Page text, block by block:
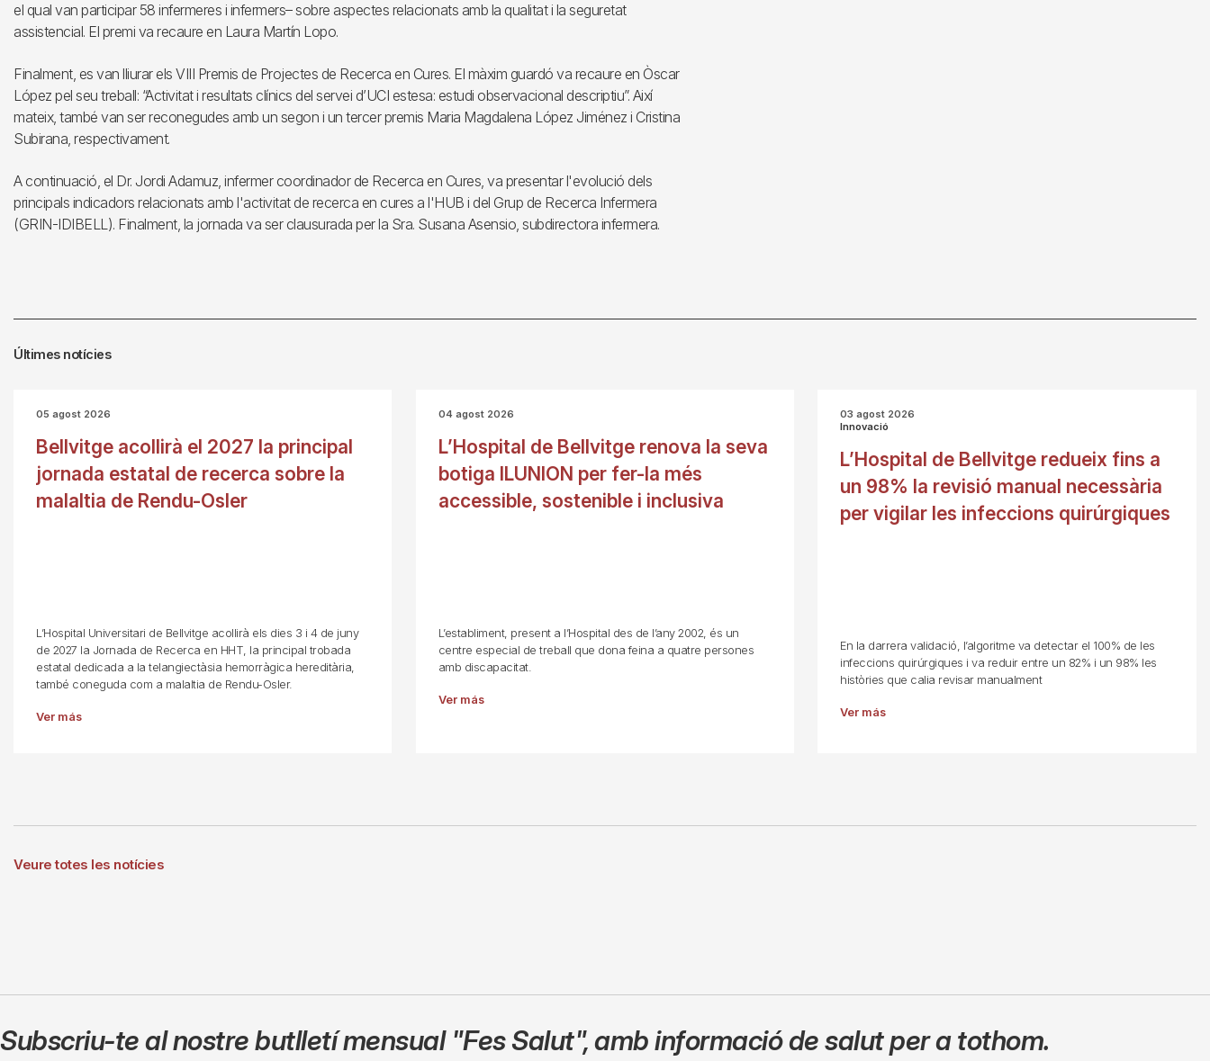
el qual van participar 58 infermeres i infermers– sobre aspectes relacionats amb la qualitat i la seguretat
assistencial. El premi va recaure en Laura Martín Lopo.
Finalment, es van lliurar els VIII Premis de Projectes de Recerca en Cures. El màxim guardó va recaure en Òscar
López pel seu treball: “Activitat i resultats clínics del servei d’UCI estesa: estudi observacional descriptiu”. Així
mateix, també van ser reconegudes amb un segon i un tercer premis Maria Magdalena López Jiménez i Cristina
Subirana, respectivament.
A continuació, el Dr. Jordi Adamuz, infermer coordinador de Recerca en Cures, va presentar l'evolució dels
principals indicadors relacionats amb l'activitat de recerca en cures a l'HUB i del Grup de Recerca Infermera
(GRIN-IDIBELL). Finalment, la jornada va ser clausurada per la Sra. Susana Asensio, subdirectora infermera.
Últimes notícies
05 agost 2026
Bellvitge acollirà el 2027 la principal
jornada estatal de recerca sobre la
malaltia de Rendu-Osler
L’Hospital Universitari de Bellvitge acollirà els dies 3 i 4 de juny
de 2027 la Jornada de Recerca en HHT, la principal trobada
estatal dedicada a la telangiectàsia hemorràgica hereditària,
també coneguda com a malaltia de Rendu-Osler.
Ver más
04 agost 2026
L’Hospital de Bellvitge renova la seva
botiga ILUNION per fer-la més
accessible, sostenible i inclusiva
L’establiment, present a l’Hospital des de l’any 2002, és un
centre especial de treball que dona feina a quatre persones
amb discapacitat.
Ver más
03 agost 2026
Innovació
L’Hospital de Bellvitge redueix fins a
un 98% la revisió manual necessària
per vigilar les infeccions quirúrgiques
En la darrera validació, l’algoritme va detectar el 100% de les
infeccions quirúrgiques i va reduir entre un 82% i un 98% les
històries que calia revisar manualment
Ver más
Veure totes les notícies
Subscriu-te al nostre butlletí mensual "Fes Salut",amb informació de salut per a tothom.